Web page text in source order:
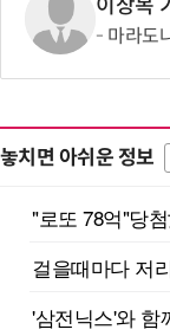
이상목
마라도나 '신
놓치면 아쉬운 정보